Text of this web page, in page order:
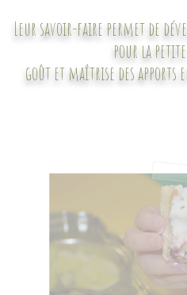
Leur savoir-faire permet de
pour la
goût et maîtrise des apports